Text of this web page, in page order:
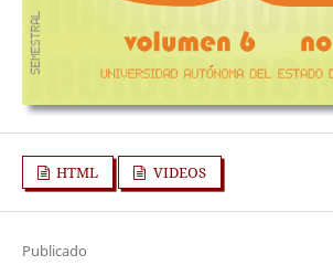
HTML VIDEOS
Publicado